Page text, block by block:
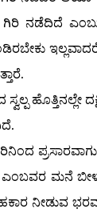
ನಡೆದಿದೆ
ಹೊತ್ತಿನಲ್ಲೇ
ಮನೆ
ನೀಡುವ